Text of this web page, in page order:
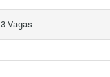
3 Vagas